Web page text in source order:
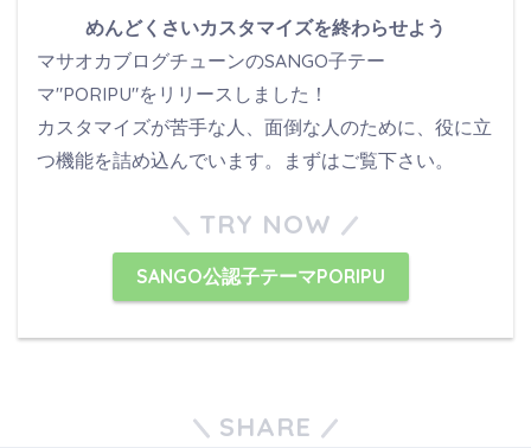
めんどくさいカスタマイズを終わらせよう
マサオカブログチューンのSANGO子テー
マ"PORIPU"をリリースしました！
カスタマイズが苦手な人、面倒な人のために、役に立
つ機能を詰め込んでいます。まずはご覧下さい。
TRY NOW
SANGO公認子テーマPORIPU
SHARE